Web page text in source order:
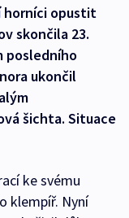
horníci opustit
skončila 23.
posledního
ukončil
šichta. Situace
ke svému
klempíř. Nyní